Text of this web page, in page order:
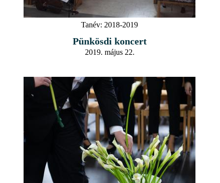
Tanév: 2018-2019
Pünkösdi koncert
2019. május 22.